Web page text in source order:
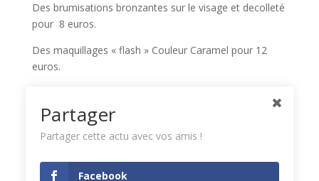
Des brumisations bronzantes sur le visage et decolleté
pour 8 euros.
Des maquillages « flash » Couleur Caramel pour 12
euros.
Alors passez nous voir!!!
Partager
Partager cette actu avec vos amis !
Facebook